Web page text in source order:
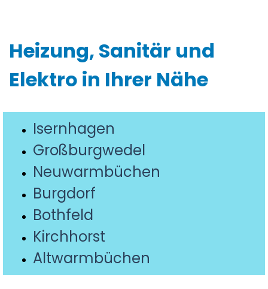
Heizung, Sanitär und
Elektro in Ihrer Nähe
Isernhagen
Großburgwedel
Neuwarmbüchen
Burgdorf
Bothfeld
Kirchhorst
Altwarmbüchen